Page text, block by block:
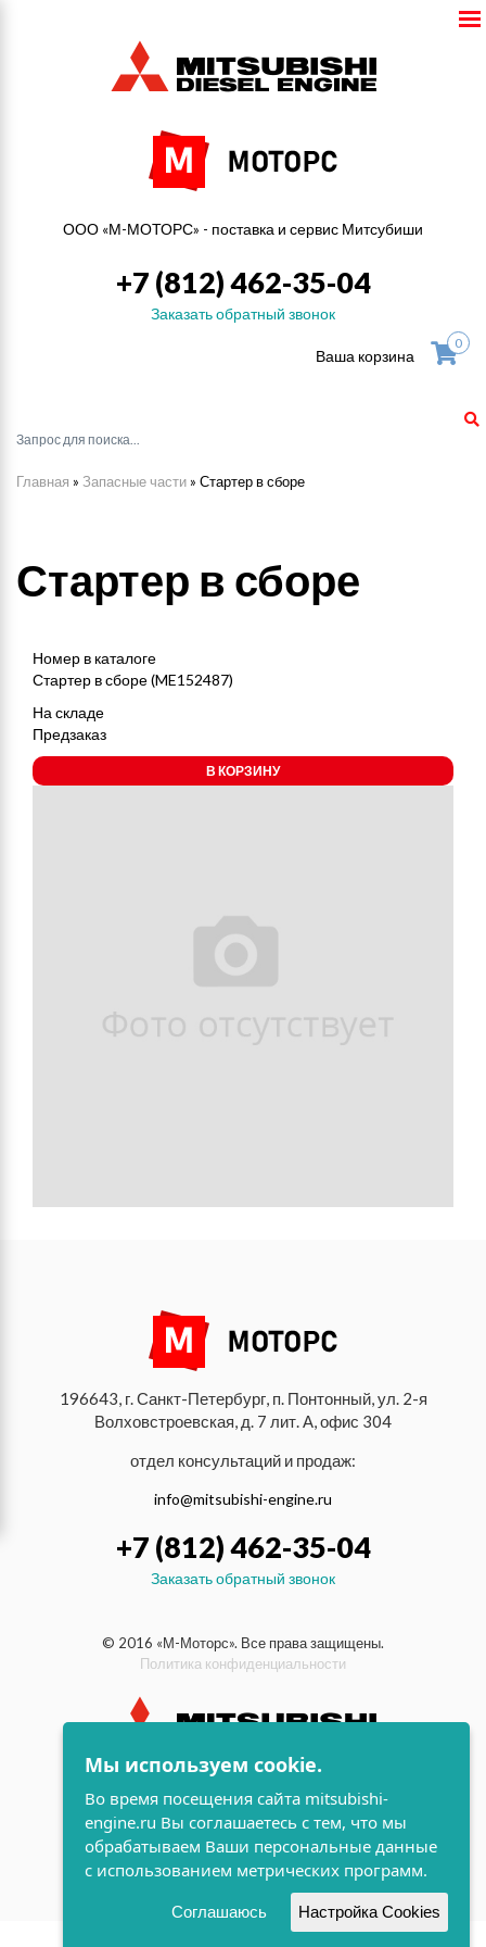
ООО «М-МОТОРС» - поставка и сервис Митсубиши
+7 (812) 462-35-04
Заказать обратный звонок
Ваша корзина
0
Главная » Запасные части » Стартер в сборе
Стартер в сборе
Номер в каталоге
Стартер в сборе (ME152487)
На складе
Предзаказ
В КОРЗИНУ
196643, г. Санкт-Петербург, п. Понтонный, ул. 2-я
Волховстроевская, д. 7 лит. А, офис 304
отдел консультаций и продаж:
info@mitsubishi-engine.ru
+7 (812) 462-35-04
Заказать обратный звонок
© 2016 «М-Моторс». Все права защищены.
Политика конфиденциальности
индустриальные и морские
дизельные двигатели Mitsubishi
разработка сайта
Мы используем cookie.
Во время посещения сайта mitsubishi-
engine.ru Вы соглашаетесь с тем, что мы
обрабатываем Ваши персональные данные
с использованием метрических программ.
Соглашаюсь Настройка Cookies